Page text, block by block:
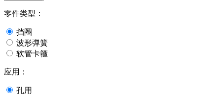
零件类型：
挡圈
波形弹簧
软管卡箍
应用：
孔用